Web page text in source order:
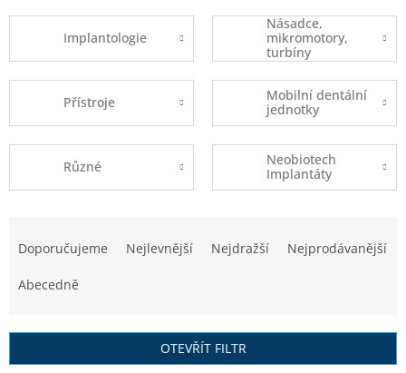
Implantologie
Násadce,
mikromotory,
turbíny
Přístroje
Mobilní dentální
jednotky
Různé
Neobiotech
Implantáty
r
Doporučujeme Nejlevnější Nejdražší Nejprodávanější
Abecedně
OTEVŘÍT FILTR